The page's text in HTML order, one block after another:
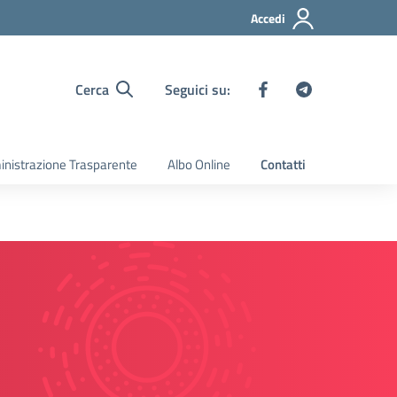
Accedi
Cerca Seguici su:
Trasparente Albo Online Contatti